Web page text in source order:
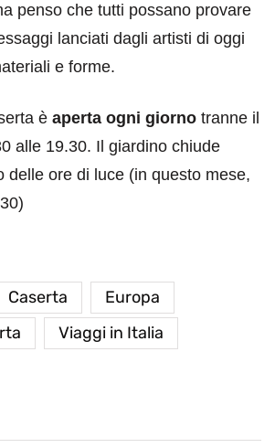
penso che tutti possano provare
lanciati dagli artisti di oggi
e forme.
è aperta ogni giorno tranne il
alle 19.30. Il giardino chiude
delle ore di luce (in questo mese,
Caserta
Europa
Viaggi in Italia